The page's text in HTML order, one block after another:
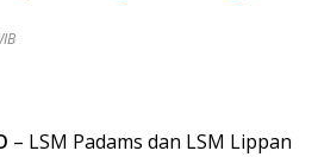
– LSM Padams dan LSM Lippan